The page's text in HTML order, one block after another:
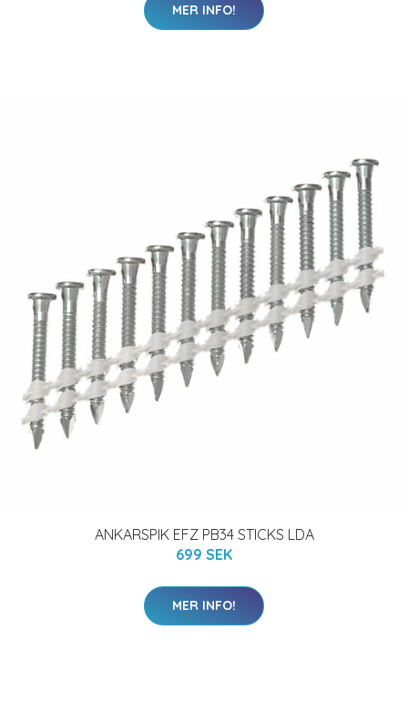
MER INFO!
ANKARSPIK EFZ PB34 STICKS LDA
699 SEK
MER INFO!